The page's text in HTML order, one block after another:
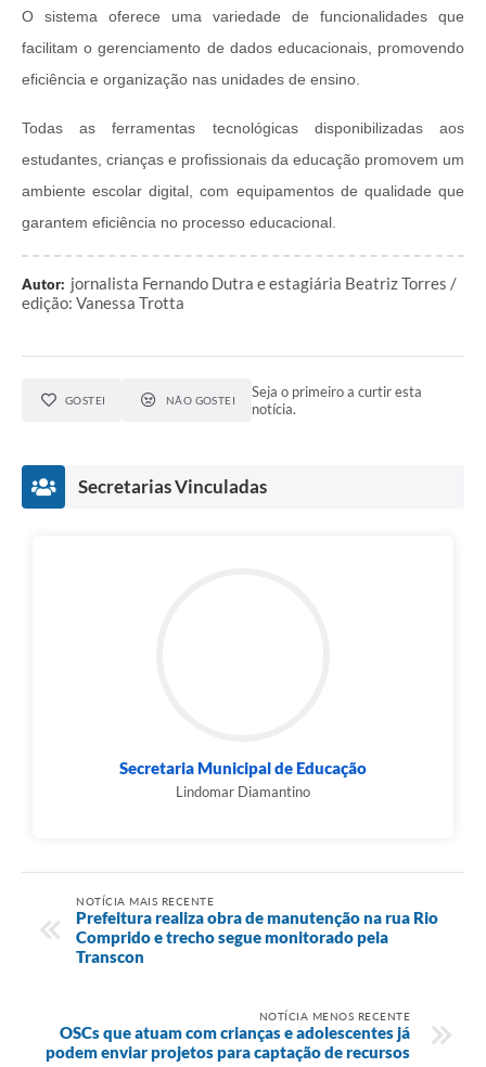
O sistema oferece uma variedade de funcionalidades que
facilitam o gerenciamento de dados educacionais, promovendo
eficiência e organização nas unidades de ensino.
Todas as ferramentas tecnológicas disponibilizadas aos
estudantes, crianças e profissionais da educação promovem um
ambiente escolar digital, com equipamentos de qualidade que
garantem eficiência no processo educacional.
Autor: jornalista Fernando Dutra e estagiária Beatriz Torres /
edição: Vanessa Trotta
GOSTEI NÃO GOSTEI
Seja o primeiro a curtir esta
notícia.
Secretarias Vinculadas
Secretaria Municipal de Educação
Lindomar Diamantino
NOTÍCIA MAIS RECENTE
Prefeitura realiza obra de manutenção na rua Rio
Comprido e trecho segue monitorado pela
Transcon
NOTÍCIA MENOS RECENTE
OSCs que atuam com crianças e adolescentes já
podem enviar projetos para captação de recursos